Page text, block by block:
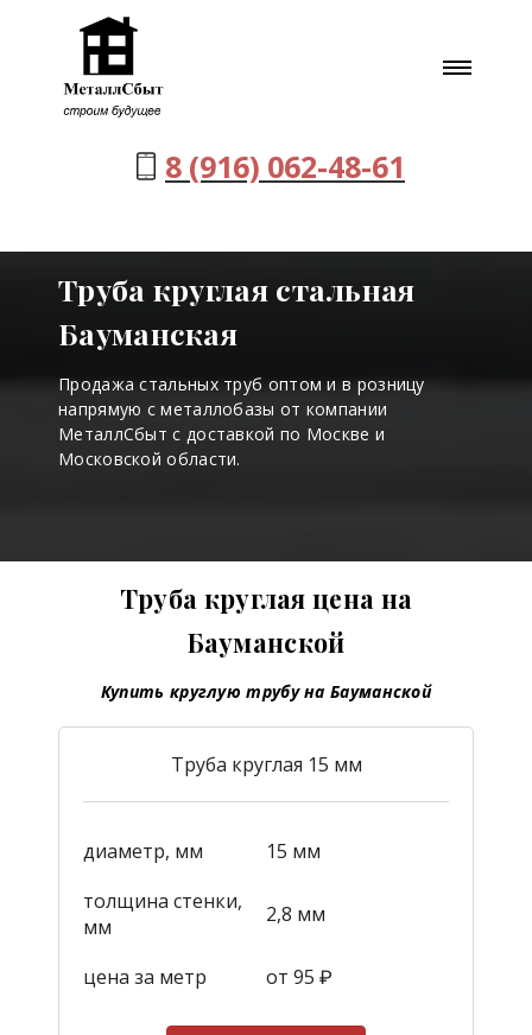
8 (916) 062-48-61
Труба круглая стальная
Бауманская
Продажа стальных труб оптом и в розницу
напрямую с металлобазы от компании
МеталлСбыт с доставкой по Москве и
Московской области.
Труба круглая цена на
Бауманской
Купить круглую трубу на Бауманской
Труба круглая 15 мм
диаметр, мм
15 мм
толщина стенки,
мм
2,8 мм
цена за метр от 95 ₽